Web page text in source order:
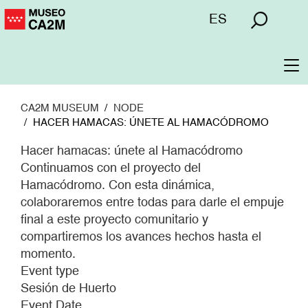
Skip
to
Menú
ES
CA2M MUSEUM
NODE
HACER HAMACAS: ÚNETE AL HAMACÓDROMO
Hacer hamacas: únete al Hamacódromo
Continuamos con el proyecto del
Hamacódromo. Con esta dinámica,
colaboraremos entre todas para darle el empuje
final a este proyecto comunitario y
compartiremos los avances hechos hasta el
momento.
Event type
Sesión de Huerto
Event Date